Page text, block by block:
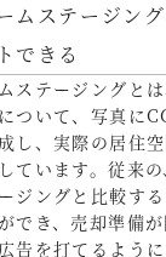
ムステージン
できる
ステージングと
ついて、写真に
し、実際の居住
ています。従来
ジングと比較す
でき、売却準備
告を打てるよう